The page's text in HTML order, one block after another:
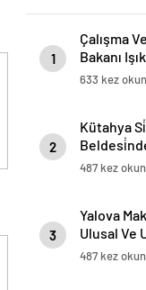
1
Çalışma
Bakanı
633 kez
2
Kütahya
Yumurta
487 kez
3
Yalova
Ulusal Ve
487 kez